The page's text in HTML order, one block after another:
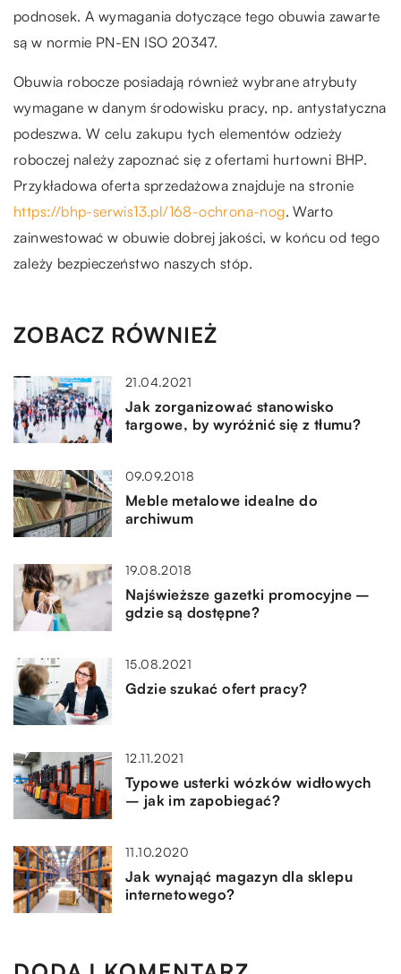
podnosek. A wymagania dotyczące tego obuwia zawarte
są w normie PN-EN ISO 20347.
Obuwia robocze posiadają również wybrane atrybuty
wymagane w danym środowisku pracy, np. antystatyczna
podeszwa. W celu zakupu tych elementów odzieży
roboczej należy zapoznać się z ofertami hurtowni BHP.
Przykładowa oferta sprzedażowa znajduje na stronie
https://bhp-serwis13.pl/168-ochrona-nog. Warto
zainwestować w obuwie dobrej jakości, w końcu od tego
zależy bezpieczeństwo naszych stóp.
ZOBACZ RÓWNIEŻ
21.04.2021
Jak zorganizować stanowisko
targowe, by wyróżnić się z tłumu?
09.09.2018
Meble metalowe idealne do
archiwum
19.08.2018
Najświeższe gazetki promocyjne –
gdzie są dostępne?
15.08.2021
Gdzie szukać ofert pracy?
12.11.2021
Typowe usterki wózków widłowych
– jak im zapobiegać?
11.10.2020
Jak wynająć magazyn dla sklepu
internetowego?